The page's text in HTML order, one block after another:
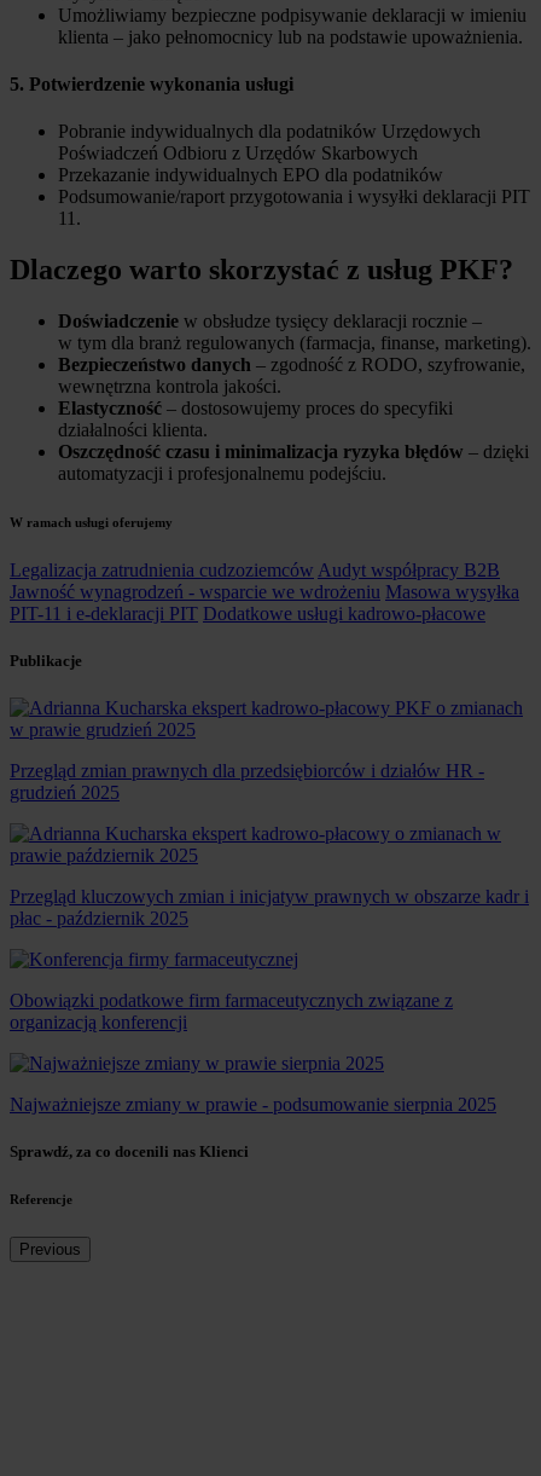
Umożliwiamy bezpieczne podpisywanie deklaracji w imieniu
klienta – jako pełnomocnicy lub na podstawie upoważnienia.
5. Potwierdzenie wykonania usługi
Pobranie indywidualnych dla podatników Urzędowych
Poświadczeń Odbioru z Urzędów Skarbowych
Przekazanie indywidualnych EPO dla podatników
Podsumowanie/raport przygotowania i wysyłki deklaracji PIT
11.
Dlaczego warto skorzystać z usług PKF?
Doświadczenie w obsłudze tysięcy deklaracji rocznie –
w tym dla branż regulowanych (farmacja, finanse, marketing).
Bezpieczeństwo danych – zgodność z RODO, szyfrowanie,
wewnętrzna kontrola jakości.
Elastyczność – dostosowujemy proces do specyfiki
działalności klienta.
Oszczędność czasu i minimalizacja ryzyka błędów – dzięki
automatyzacji i profesjonalnemu podejściu.
W ramach usługi oferujemy
Legalizacja zatrudnienia cudzoziemców Audyt współpracy B2B
Jawność wynagrodzeń - wsparcie we wdrożeniu Masowa wysyłka
PIT-11 i e-deklaracji PIT Dodatkowe usługi kadrowo-płacowe
Publikacje
Przegląd zmian prawnych dla przedsiębiorców i działów HR -
grudzień 2025
Przegląd kluczowych zmian i inicjatyw prawnych w obszarze kadr i
płac - październik 2025
Obowiązki podatkowe firm farmaceutycznych związane z
organizacją konferencji
Najważniejsze zmiany w prawie - podsumowanie sierpnia 2025
Sprawdź, za co docenili nas Klienci
Referencje
Previous